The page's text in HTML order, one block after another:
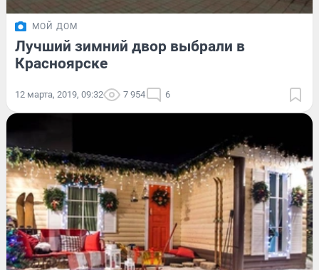
МОЙ ДОМ
Лучший зимний двор выбрали в
Красноярске
12 марта, 2019, 09:32 7 954 6